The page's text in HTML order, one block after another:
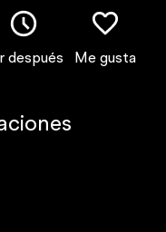
después Me gusta